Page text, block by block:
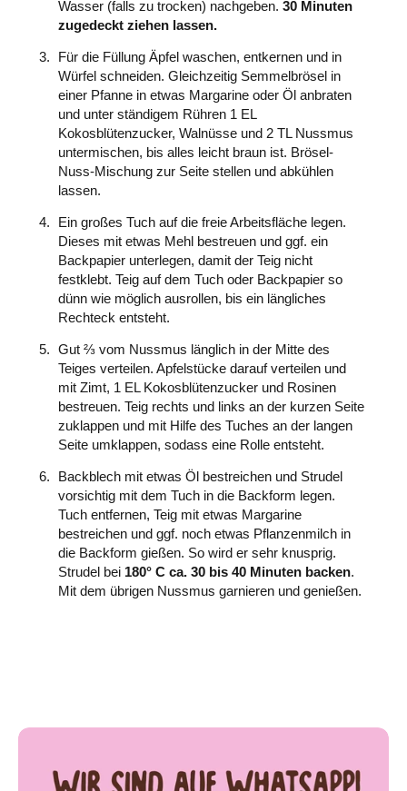
Wasser (falls zu trocken) nachgeben. 30 Minuten
zugedeckt ziehen lassen.
Für die Füllung Äpfel waschen, entkernen und in
Würfel schneiden. Gleichzeitig Semmelbrösel in
einer Pfanne in etwas Margarine oder Öl anbraten
und unter ständigem Rühren 1 EL
Kokosblütenzucker, Walnüsse und 2 TL Nussmus
untermischen, bis alles leicht braun ist. Brösel-
Nuss-Mischung zur Seite stellen und abkühlen
lassen.
Ein großes Tuch auf die freie Arbeitsfläche legen.
Dieses mit etwas Mehl bestreuen und ggf. ein
Backpapier unterlegen, damit der Teig nicht
festklebt. Teig auf dem Tuch oder Backpapier so
dünn wie möglich ausrollen, bis ein längliches
Rechteck entsteht.
Gut ⅔ vom Nussmus länglich in der Mitte des
Teiges verteilen. Apfelstücke darauf verteilen und
mit Zimt, 1 EL Kokosblütenzucker und Rosinen
bestreuen. Teig rechts und links an der kurzen Seite
zuklappen und mit Hilfe des Tuches an der langen
Seite umklappen, sodass eine Rolle entsteht.
Backblech mit etwas Öl bestreichen und Strudel
vorsichtig mit dem Tuch in die Backform legen.
Tuch entfernen, Teig mit etwas Margarine
bestreichen und ggf. noch etwas Pflanzenmilch in
die Backform gießen. So wird er sehr knusprig.
Strudel bei 180° C ca. 30 bis 40 Minuten backen.
Mit dem übrigen Nussmus garnieren und genießen.